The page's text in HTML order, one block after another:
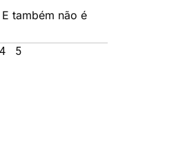
também não é
4 5